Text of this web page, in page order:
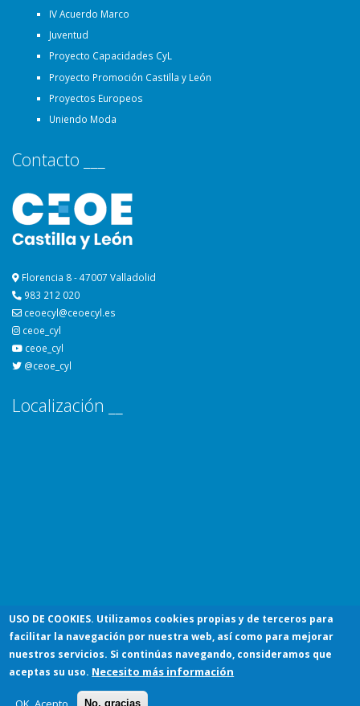
IV Acuerdo Marco
Juventud
Proyecto Capacidades CyL
Proyecto Promoción Castilla y León
Proyectos Europeos
Uniendo Moda
Contacto ___
Florencia 8 - 47007 Valladolid
983 212 020
ceoecyl@ceoecyl.es
ceoe_cyl
ceoe_cyl
@ceoe_cyl
Localización __
© 2026 Confederación de Organizaciones Empresariales de Castilla y
León
Aviso Legal
Política de Privacidad
USO DE COOKIES. Utilizamos cookies propias y de terceros para
facilitar la navegación por nuestra web, así como para mejorar
nuestros servicios. Si continúas navegando, consideramos que
aceptas su uso. Necesito más información
No, gracias